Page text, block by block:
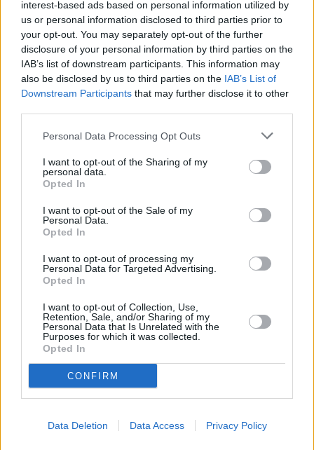
interest-based ads based on personal information utilized by
us or personal information disclosed to third parties prior to
your opt-out. You may separately opt-out of the further
disclosure of your personal information by third parties on the
IAB’s list of downstream participants. This information may
also be disclosed by us to third parties on the IAB’s List of
Downstream Participants that may further disclose it to other
Personal Data Processing Opt Outs
I want to opt-out of the Sharing of my
personal data.
Opted In
I want to opt-out of the Sale of my
Personal Data.
Opted In
I want to opt-out of processing my
Personal Data for Targeted Advertising.
Opted In
I want to opt-out of Collection, Use,
Retention, Sale, and/or Sharing of my
Personal Data that Is Unrelated with the
Purposes for which it was collected.
Opted In
CONFIRM
Data Deletion Data Access Privacy Policy
Pociągiem z Polski do Włoch?!
kierunek:PODRÓŻE